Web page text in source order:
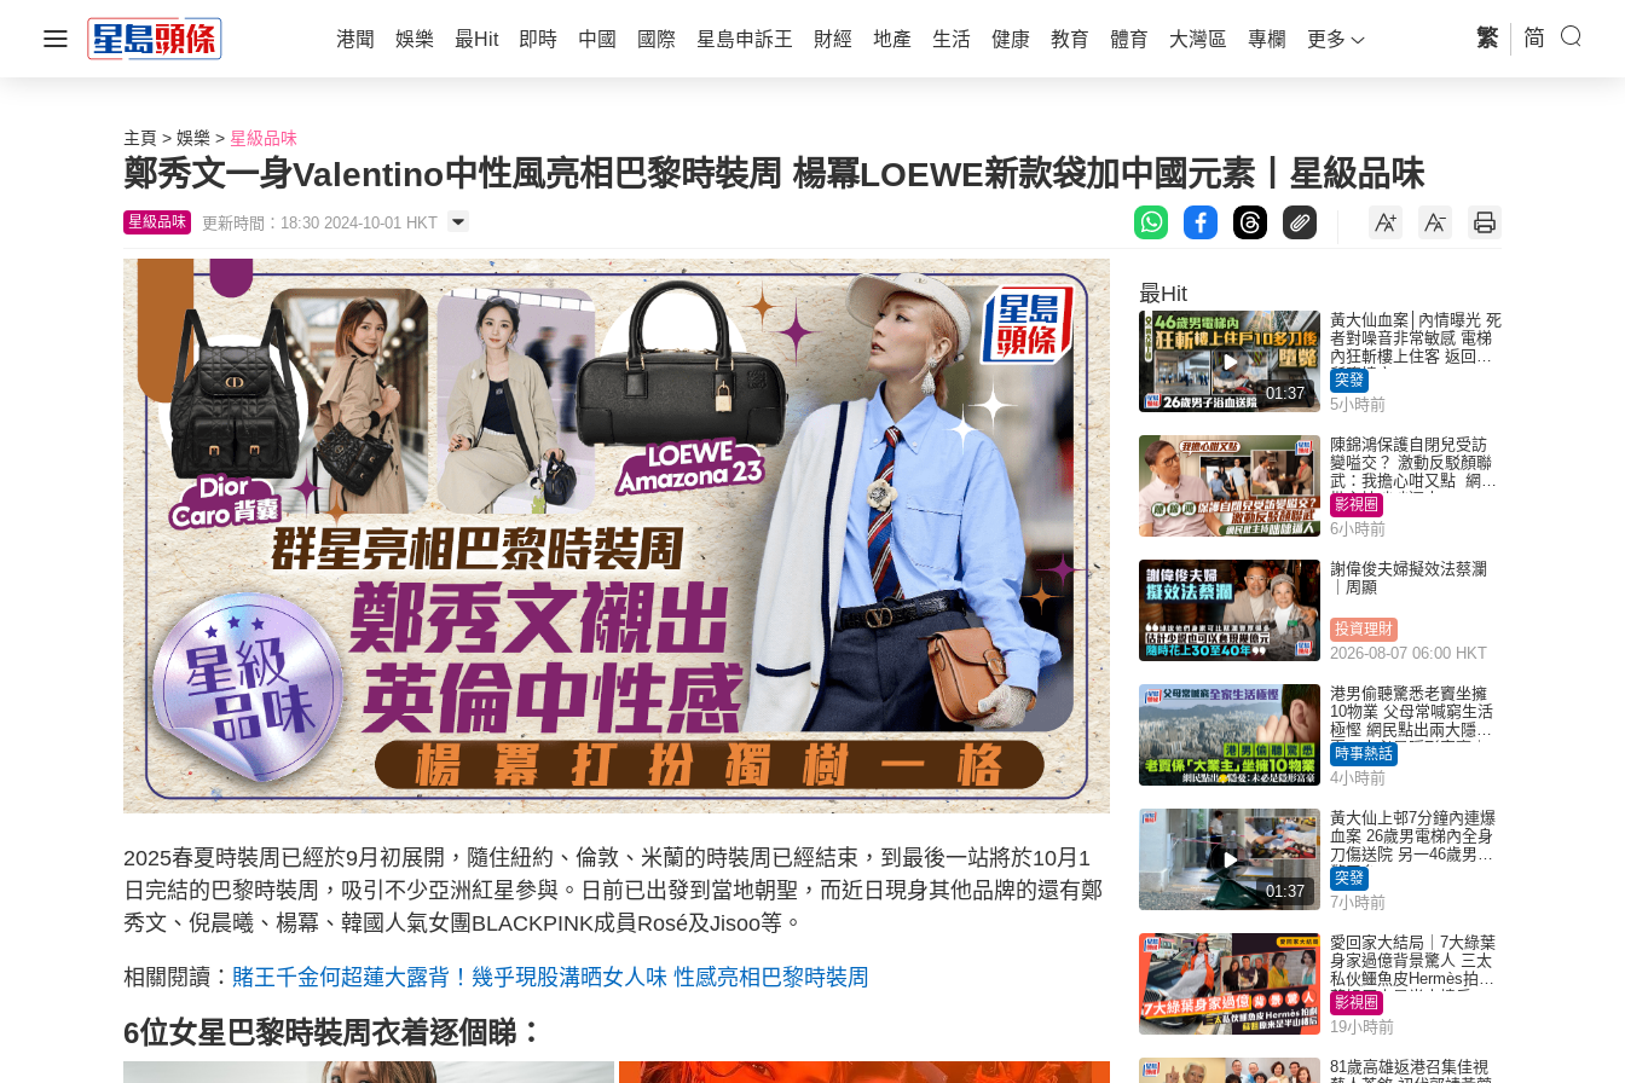
港聞 娛樂 最Hit 即時 中國 國際 星島申訴王 財經 地產 生活 健康 教育 體育 大灣區 專欄 更多 繁 简
主頁 娛樂 星級品味
鄭秀文一身Valentino中性風亮相巴黎時裝周 楊冪LOEWE新款袋加中國元素丨星級品味
星級品味 更新時間：18:30 2024-10-01 HKT
2025春夏時裝周已經於9月初展開，隨住紐約、倫敦、米蘭的時裝周已經結束，到最後一站將於10月1
日完結的巴黎時裝周，吸引不少亞洲紅星參與。日前已出發到當地朝聖，而近日現身其他品牌的還有鄭
秀文、倪晨曦、楊冪、韓國人氣女團BLACKPINK成員Rosé及Jisoo等。
相關閱讀： 賭王千金何超蓮大露背！幾乎現股溝晒女人味 性感亮相巴黎時裝周
6位女星巴黎時裝周衣着逐個睇：
最Hit
01:37
黃大仙血案│內情曝光 死
者對噪音非常敏感 電梯
內狂斬樓上住客 返回住
所墮樓亡
突發
5小時前
陳錦鴻保護自閉兒受訪
變嗌交？ 激動反駁顏聯
武：我擔心咁又點 網民
批主持咄咄逼人
影視圈
6小時前
謝偉俊夫婦擬效法蔡瀾
｜周顯
投資理財
2026-08-07 06:00 HKT
港男偷聽驚悉老竇坐擁
10物業 父母常喊窮生活
極慳 網民點出兩大隱
憂：未必是隱形富豪｜
Juicy叮
時事熱話
4小時前
01:37
黃大仙上邨7分鐘內連爆
血案 26歲男電梯內全身
刀傷送院 另一46歲男倒
斃平台
突發
7小時前
愛回家大結局｜7大綠葉
身家過億背景驚人 三太
私伙鱷魚皮Hermès拍劇
蘇姐原來是半山樓后
影視圈
19小時前
81歲高雄返港召集佳視